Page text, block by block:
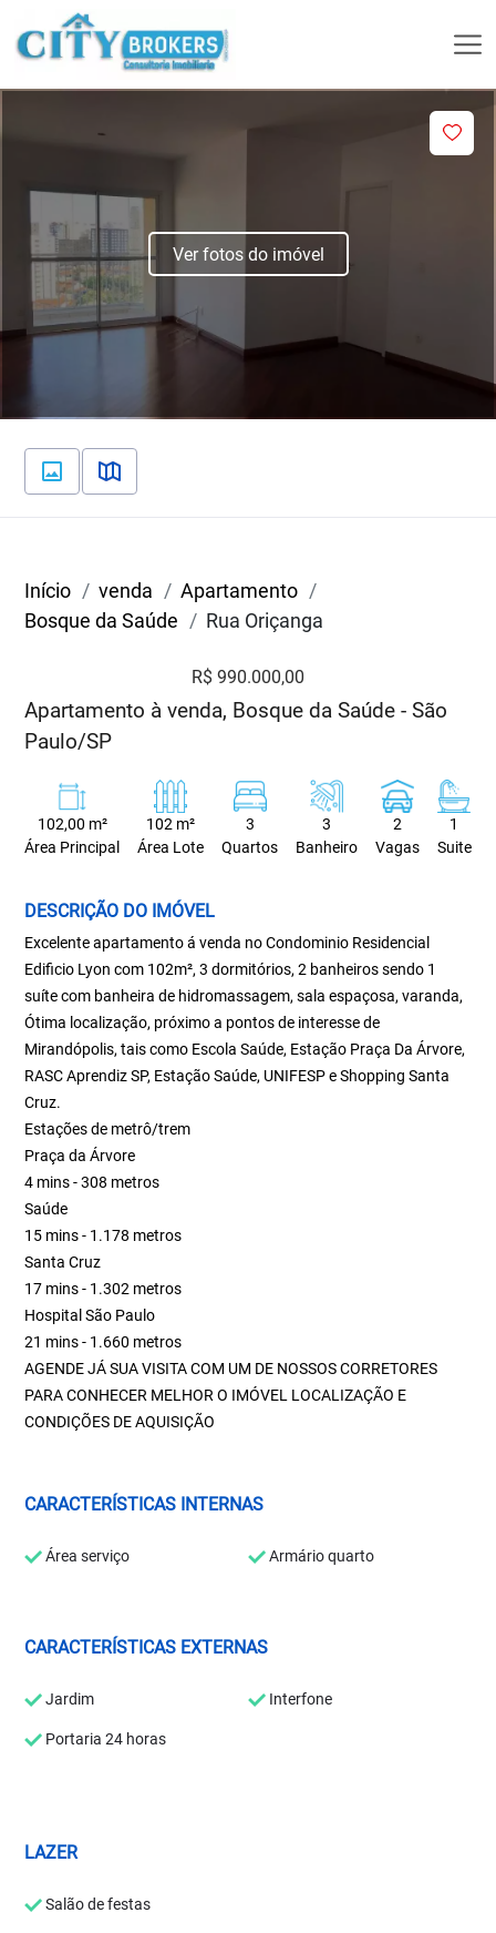
Ver fotos do imóvel
Início venda
Apartamento
Bosque da Saúde
Rua Oriçanga
R$ 990.000,00
Apartamento à venda, Bosque da Saúde - São
Paulo/SP
102,00 m²
Área Principal
102 m²
Área Lote
3
Quartos
3
Banheiro
2
Vagas
1
Suite
DESCRIÇÃO DO IMÓVEL
Excelente apartamento á venda no Condominio Residencial
Edificio Lyon com 102m², 3 dormitórios, 2 banheiros sendo 1
suíte com banheira de hidromassagem, sala espaçosa, varanda,
Ótima localização, próximo a pontos de interesse de
Mirandópolis, tais como Escola Saúde, Estação Praça Da Árvore,
RASC Aprendiz SP, Estação Saúde, UNIFESP e Shopping Santa
Cruz.
Estações de metrô/trem
Praça da Árvore
4 mins - 308 metros
Saúde
15 mins - 1.178 metros
Santa Cruz
17 mins - 1.302 metros
Hospital São Paulo
21 mins - 1.660 metros
AGENDE JÁ SUA VISITA COM UM DE NOSSOS CORRETORES
PARA CONHECER MELHOR O IMÓVEL LOCALIZAÇÃO E
CONDIÇÕES DE AQUISIÇÃO
CARACTERÍSTICAS INTERNAS
Área serviço Armário quarto
CARACTERÍSTICAS EXTERNAS
Jardim Interfone
Portaria 24 horas
LAZER
Salão de festas